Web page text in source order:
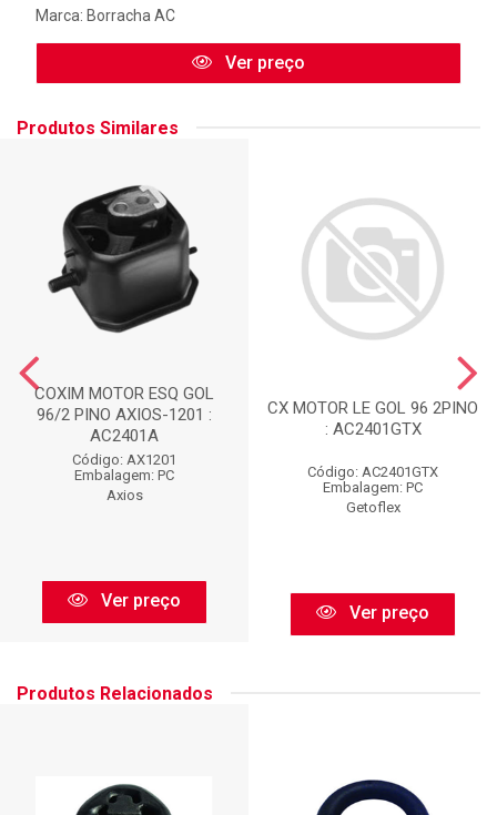
Marca: Borracha AC
Ver preço
Produtos Similares
COXIM MOTOR ESQ GOL
96/2 PINO AXIOS-1201 :
AC2401A
Código: AX1201
Embalagem: PC
Axios
Ver preço
CX MOTOR LE GOL 96 2PINO
: AC2401GTX
Código: AC2401GTX
Embalagem: PC
Getoflex
Ver preço
Produtos Relacionados